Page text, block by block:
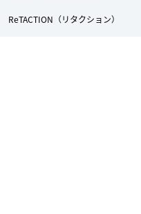
ReTACTION（リタクション）